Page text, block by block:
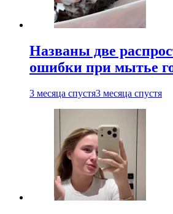
Названы две
ошибки при мытье
3 месяца спустя3 месяца спустя